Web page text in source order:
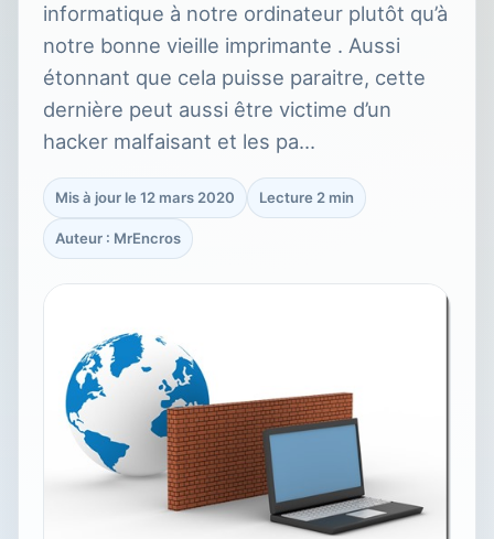
informatique à notre ordinateur plutôt qu’à
notre bonne vieille imprimante . Aussi
étonnant que cela puisse paraitre, cette
dernière peut aussi être victime d’un
hacker malfaisant et les pa…
Mis à jour le 12 mars 2020 Lecture 2 min
Auteur : MrEncros